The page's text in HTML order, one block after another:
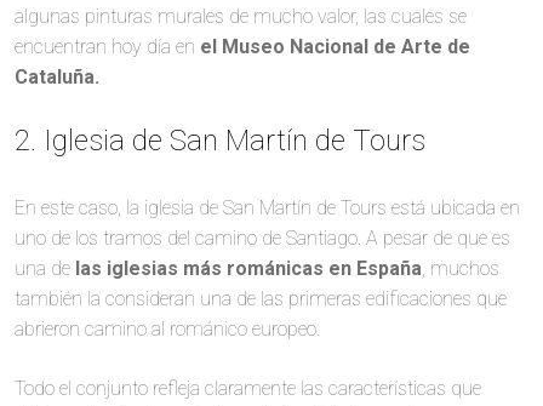
algunas pinturas murales de mucho valor, las cuales se
encuentran hoy día en el Museo Nacional de Arte de
Cataluña.
2. Iglesia de San Martín de Tours
En este caso, la iglesia de San Martín de Tours está ubicada en
uno de los tramos del camino de Santiago. A pesar de que es
una de las iglesias más románicas en España, muchos
también la consideran una de las primeras edificaciones que
abrieron camino al románico europeo.
Todo el conjunto refleja claramente las características que